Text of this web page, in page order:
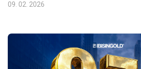
09. 02. 2026